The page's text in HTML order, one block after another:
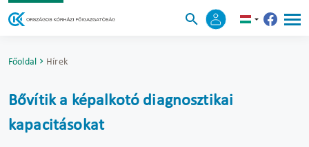
Főoldal Hírek
Bővítik a képalkotó diagnosztikai
kapacitásokat